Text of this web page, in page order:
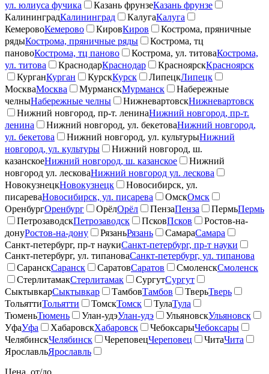
ул. юлиуса фучика
Казань фрунзеКазань фрунзе
КалининградКалининград КалугаКалуга
КемеровоКемерово КировКиров
Кострома, пряничные
рядыКострома, пряничные ряды
Кострома, тц
пановоКострома, тц паново Кострома, ул. титоваКострома,
ул. титова
КраснодарКраснодар КрасноярскКрасноярск
КурганКурган КурскКурск ЛипецкЛипецк
МоскваМосква МурманскМурманск
Набережные
челныНабережные челны НижневартовскНижневартовск
Нижний новгород, пр-т. ленинаНижний новгород, пр-т.
ленина
Нижний новгород, ул. бекетоваНижний новгород,
ул. бекетова
Нижний новгород, ул. культурыНижний
новгород, ул. культуры
Нижний новгород, ш.
казанскоеНижний новгород, ш. казанское
Нижний
новгород ул. лесковаНижний новгород ул. лескова
НовокузнецкНовокузнецк
Новосибирск, ул.
писареваНовосибирск, ул. писарева ОмскОмск
ОренбургОренбург ОрёлОрёл ПензаПенза ПермьПермь
ПетрозаводскПетрозаводск ПсковПсков
Ростов-на-
донуРостов-на-дону РязаньРязань СамараСамара
Санкт-петербург, пр-т наукиСанкт-петербург, пр-т науки
Санкт-петербург, ул. типановаСанкт-петербург, ул. типанова
СаранскСаранск СаратовСаратов СмоленскСмоленск
СтерлитамакСтерлитамак СургутСургут
СыктывкарСыктывкар ТамбовТамбов ТверьТверь
ТольяттиТольятти ТомскТомск ТулаТула
ТюменьТюмень Улан-удэУлан-удэ УльяновскУльяновск
УфаУфа ХабаровскХабаровск ЧебоксарыЧебоксары
ЧелябинскЧелябинск ЧереповецЧереповец ЧитаЧита
ЯрославльЯрославль
Цена, от/до